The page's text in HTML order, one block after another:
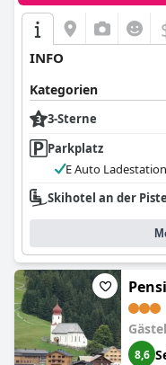
INFO
Kategorien
3-Sterne
Parkplatz
E Auto Ladestation
Skihotel an der Piste
8,6